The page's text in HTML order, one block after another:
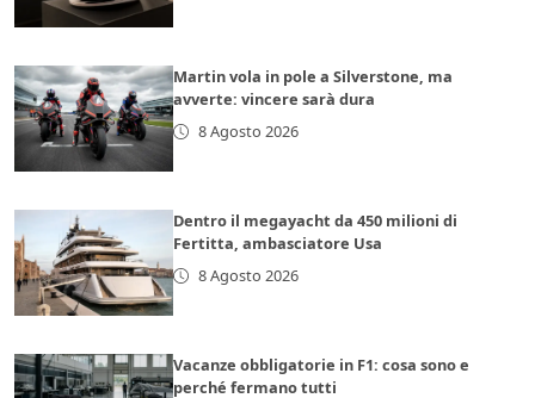
Martin vola in pole a Silverstone, ma
avverte: vincere sarà dura
8 Agosto 2026
Dentro il megayacht da 450 milioni di
Fertitta, ambasciatore Usa
8 Agosto 2026
Vacanze obbligatorie in F1: cosa sono e
perché fermano tutti